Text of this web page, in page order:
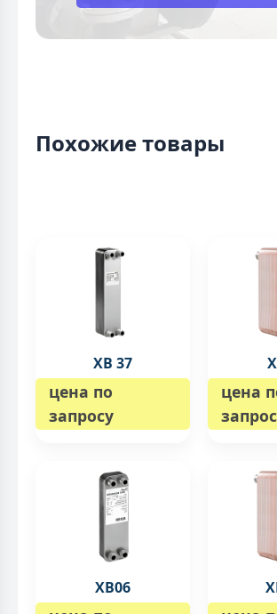
Похожие товары
XB 37
цена по
запросу
цена
XB06